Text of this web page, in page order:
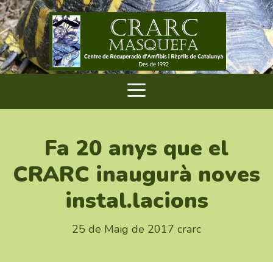
Fa 20 anys que el
CRARC inaugurà noves
instal.lacions
25 de Maig de 2017 crarc